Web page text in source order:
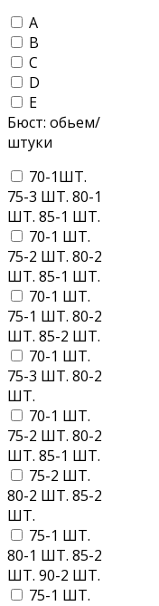
A
B
C
D
E
Бюст: обьем/
штуки
70-1ШТ.
75-3 ШТ. 80-1
ШТ. 85-1 ШТ.
70-1 ШТ.
75-2 ШТ. 80-2
ШТ. 85-1 ШТ.
70-1 ШТ.
75-1 ШТ. 80-2
ШТ. 85-2 ШТ.
70-1 ШТ.
75-3 ШТ. 80-2
ШТ.
70-1 ШТ.
75-2 ШТ. 80-2
ШТ. 85-1 ШТ.
75-2 ШТ.
80-2 ШТ. 85-2
ШТ.
75-1 ШТ.
80-1 ШТ. 85-2
ШТ. 90-2 ШТ.
75-1 ШТ.